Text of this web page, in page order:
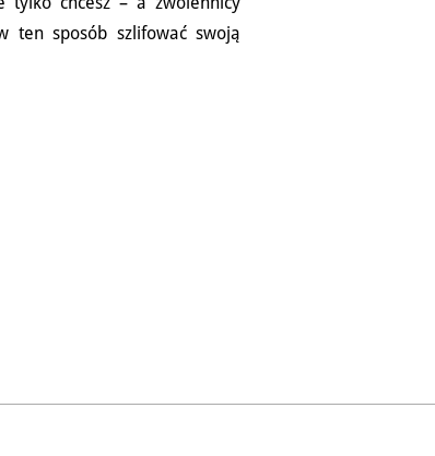
ten sposób szlifować swoją